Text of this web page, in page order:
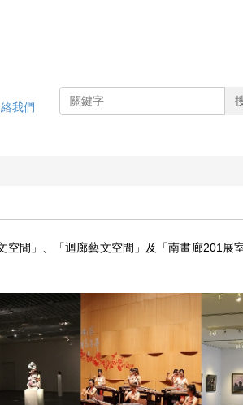
我們
間」、 「迴廊藝文空間」 及「南畫廊201展